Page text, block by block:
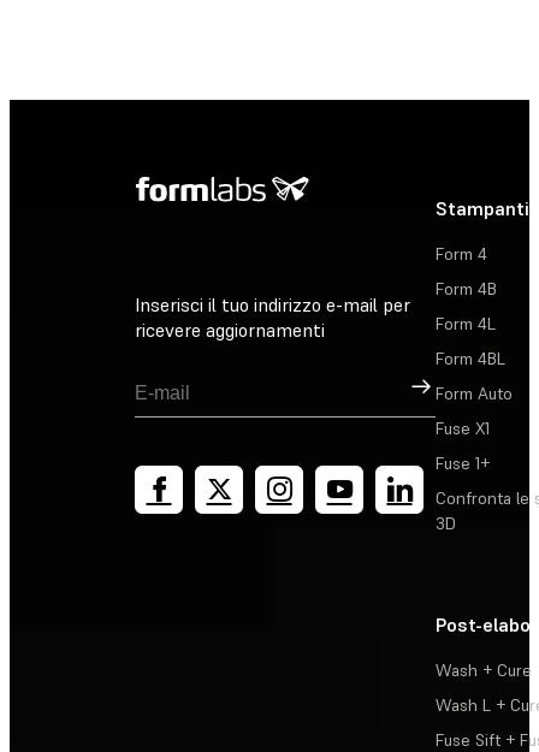
Inserisci il tuo indirizzo e-mail per
ricevere aggiornamenti
Registrati
Stampanti
Form 4
Form 4B
Form 4L
Form 4BL
Form Auto
Fuse X1
Fuse 1+
Confronta le
3D
Post-
Wash + Cure
Wash L +
Fuse Sift +